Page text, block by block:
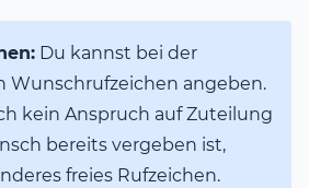
Du kannst bei der
Wunschrufzeichen angeben.
kein Anspruch auf Zuteilung
bereits vergeben ist,
freies Rufzeichen.